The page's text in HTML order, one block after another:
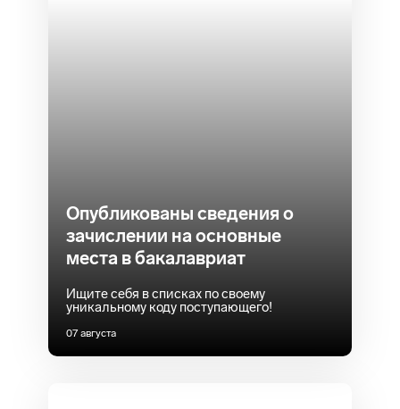
Опубликованы сведения о
зачислении на основные
места в бакалавриат
Ищите себя в списках по своему
уникальному коду поступающего!
07 августа